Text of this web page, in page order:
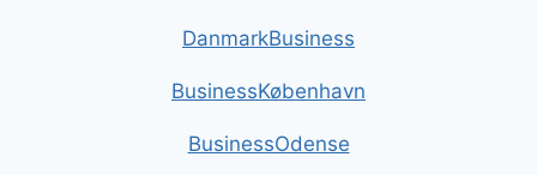
DanmarkBusiness
BusinessKøbenhavn
BusinessOdense